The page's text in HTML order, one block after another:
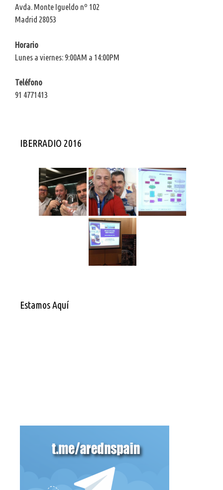
Avda. Monte Igueldo nº 102
Madrid 28053
Horario
Lunes a viernes: 9:00AM a 14:00PM
Teléfono
91 4771413
IBERRADIO 2016
Estamos Aquí